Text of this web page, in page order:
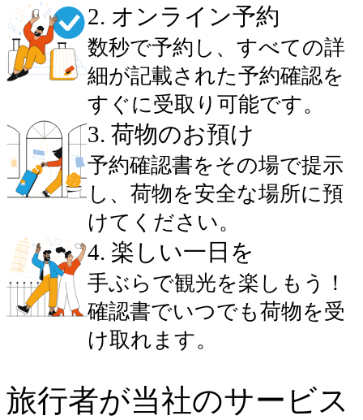
2. オンライン予約
数秒で予約し、すべての詳
細が記載された予約確認を
すぐに受取り可能です。
3. 荷物のお預け
予約確認書をその場で提示
し、荷物を安全な場所に預
けてください。
4. 楽しい一日を
手ぶらで観光を楽しもう！
確認書でいつでも荷物を受
け取れます。
旅行者が当社のサービス